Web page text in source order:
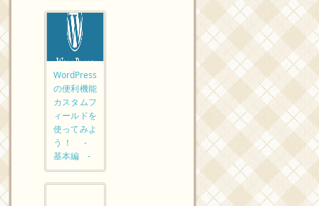
WordPress
の便利機能
カスタムフ
ィールドを
使ってみよ
う！ -
基本編 -